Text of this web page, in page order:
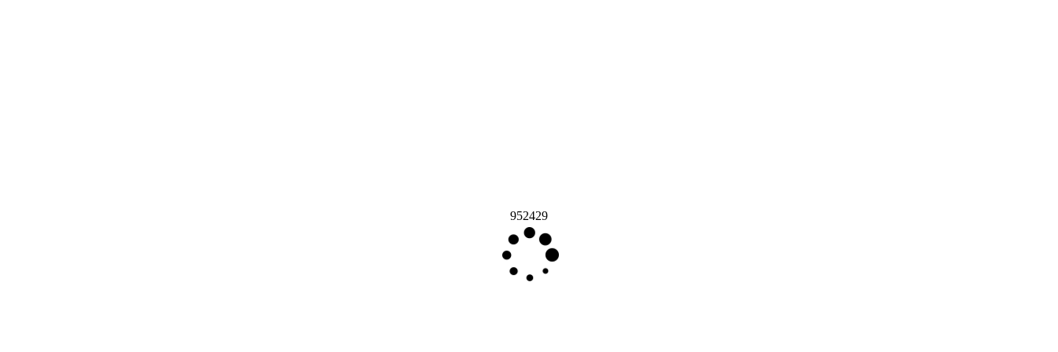
952429